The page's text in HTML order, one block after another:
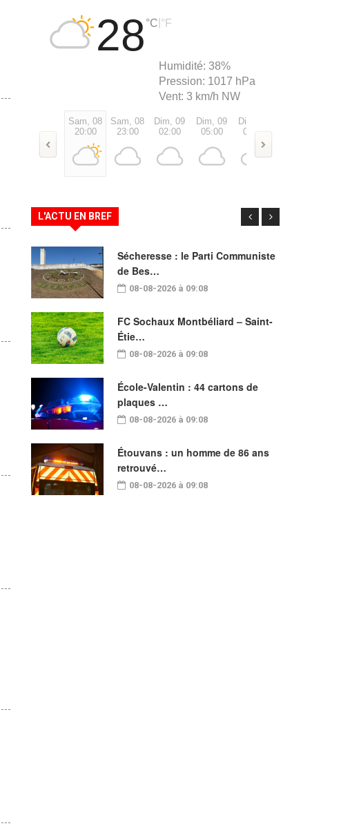
28 °C °F
Humidité: 38%
Pression: 1017 hPa
Vent: 3 km/h NW
Sam, 08
20:00
Sam, 08
23:00
Dim, 09
02:00
Dim, 09
05:00
Dim, 09
08:00
L'ACTU EN BREF
Sécheresse : le Parti Communiste
de Bes…
08-08-2026 à 09:08
FC Sochaux Montbéliard – Saint-
Étie…
08-08-2026 à 09:08
École-Valentin : 44 cartons de
plaques …
08-08-2026 à 09:08
Étouvans : un homme de 86 ans
retrouvé…
08-08-2026 à 09:08